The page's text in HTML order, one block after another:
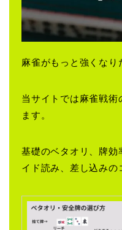
麻雀がもっと強くなり
当サイトでは麻雀戦術
ます。
基礎のベタオリ、牌効
イド読み、差し込みの